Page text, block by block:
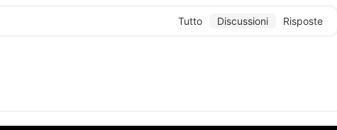
Tutto Discussioni Risposte